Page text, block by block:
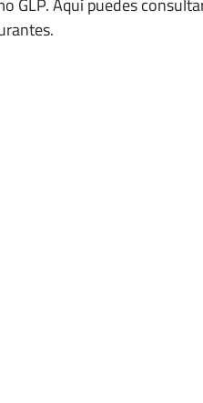
GLP. Aquí puedes